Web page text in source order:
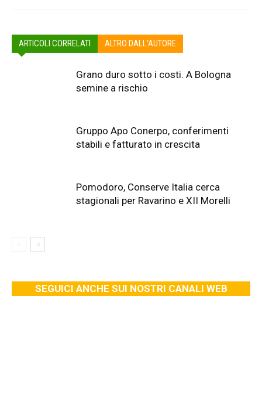
ARTICOLI CORRELATI ALTRO DALL'AUTORE
Grano duro sotto i costi. A Bologna
semine a rischio
Gruppo Apo Conerpo, conferimenti
stabili e fatturato in crescita
Pomodoro, Conserve Italia cerca
stagionali per Ravarino e XII Morelli
SEGUICI ANCHE SUI NOSTRI CANALI WEB